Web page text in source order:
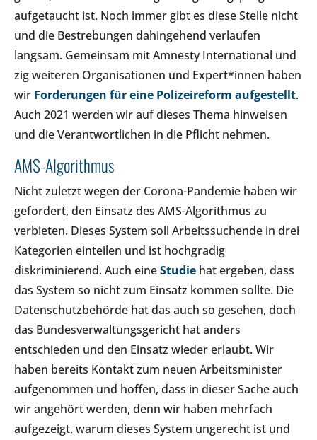
aufgetaucht ist. Noch immer gibt es diese Stelle nicht
und die Bestrebungen dahingehend verlaufen
langsam. Gemeinsam mit Amnesty International und
zig weiteren Organisationen und Expert*innen haben
wir Forderungen für eine Polizeireform aufgestellt.
Auch 2021 werden wir auf dieses Thema hinweisen
und die Verantwortlichen in die Pflicht nehmen.
AMS-Algorithmus
Nicht zuletzt wegen der Corona-Pandemie haben wir
gefordert, den Einsatz des AMS-Algorithmus zu
verbieten. Dieses System soll Arbeitssuchende in drei
Kategorien einteilen und ist hochgradig
diskriminierend. Auch eineStudie hat ergeben, dass
das System so nicht zum Einsatz kommen sollte. Die
Datenschutzbehörde hat das auch so gesehen, doch
das Bundesverwaltungsgericht hat anders
entschieden und den Einsatz wieder erlaubt. Wir
haben bereits Kontakt zum neuen Arbeitsminister
aufgenommen und hoffen, dass in dieser Sache auch
wir angehört werden, denn wir haben mehrfach
aufgezeigt, warum dieses System ungerecht ist und